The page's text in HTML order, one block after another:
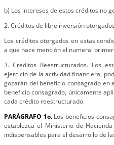
b) Los intereses de estos créditos no
2. Créditos de libre inversión
Los créditos otorgados en estas
a que hace mención el numeral
3. Créditos Reestructurados. Los
ejercicio de la actividad financiera,
gozarán del beneficio consagrado
beneficio consagrado, únicamente
cada crédito reestructurado.
PARÁGRAFO 1o.Los beneficios
establezca el Ministerio de
indispensables para el desarrollo de